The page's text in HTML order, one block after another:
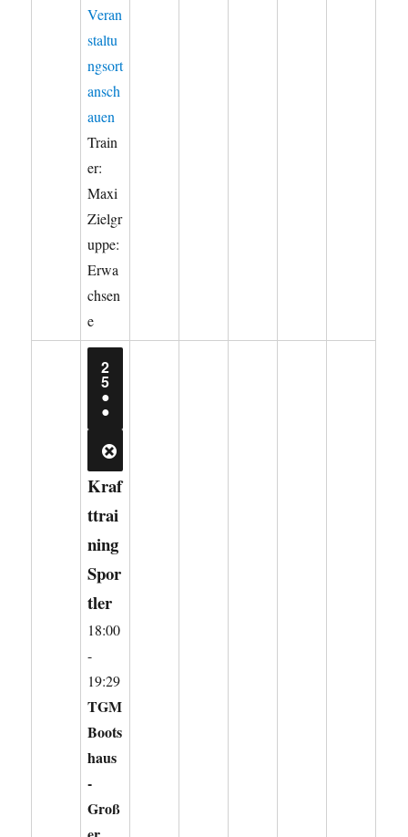
Veran
staltu
ngsort
ansch
auen
Train
er:
Maxi
Zielgr
uppe:
Erwa
chsen
e
2
525.
AUGUST
2026
●
●
VERANSTALTUNGEN)
CLOSE
Kraf
ttrai
ning
Spor
tler
18:00
-
19:29
TGM
Boots
haus
-
Groß